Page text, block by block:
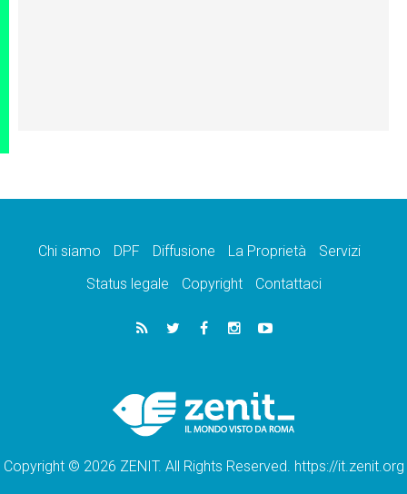
Chi siamo DPF Diffusione La Proprietà
Servizi
Status legale
Copyright Contattaci
Copyright © 2026 ZENIT. All Rights Reserved. https://it.zenit.org